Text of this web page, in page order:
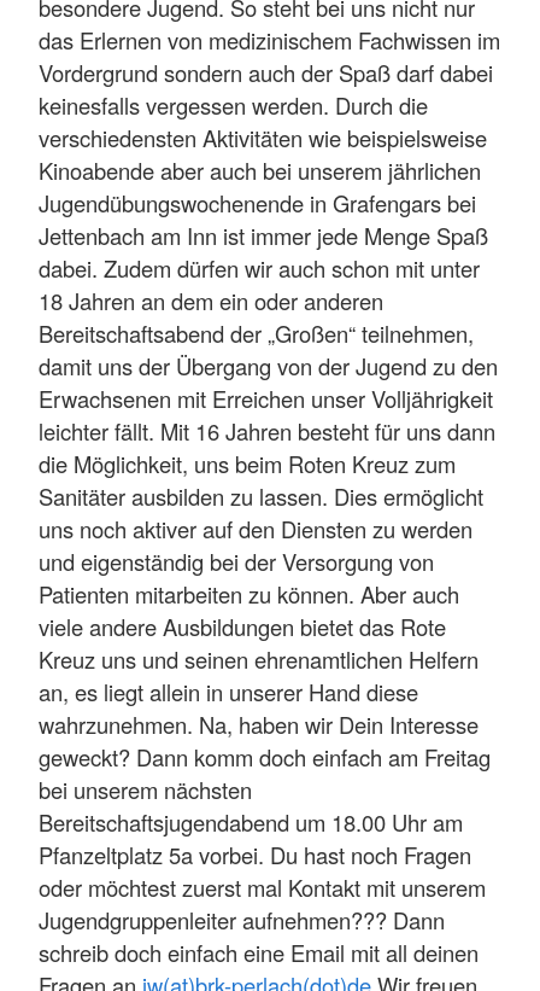
besondere Jugend. So steht bei uns nicht nur
das Erlernen von medizinischem Fachwissen im
Vordergrund sondern auch der Spaß darf dabei
keinesfalls vergessen werden. Durch die
verschiedensten Aktivitäten wie beispielsweise
Kinoabende aber auch bei unserem jährlichen
Jugendübungswochenende in Grafengars bei
Jettenbach am Inn ist immer jede Menge Spaß
dabei. Zudem dürfen wir auch schon mit unter
18 Jahren an dem ein oder anderen
Bereitschaftsabend der „Großen“ teilnehmen,
damit uns der Übergang von der Jugend zu den
Erwachsenen mit Erreichen unser Volljährigkeit
leichter fällt. Mit 16 Jahren besteht für uns dann
die Möglichkeit, uns beim Roten Kreuz zum
Sanitäter ausbilden zu lassen. Dies ermöglicht
uns noch aktiver auf den Diensten zu werden
und eigenständig bei der Versorgung von
Patienten mitarbeiten zu können. Aber auch
viele andere Ausbildungen bietet das Rote
Kreuz uns und seinen ehrenamtlichen Helfern
an, es liegt allein in unserer Hand diese
wahrzunehmen. Na, haben wir Dein Interesse
geweckt? Dann komm doch einfach am Freitag
bei unserem nächsten
Bereitschaftsjugendabend um 18.00 Uhr am
Pfanzeltplatz 5a vorbei. Du hast noch Fragen
oder möchtest zuerst mal Kontakt mit unserem
Jugendgruppenleiter aufnehmen??? Dann
schreib doch einfach eine Email mit all deinen